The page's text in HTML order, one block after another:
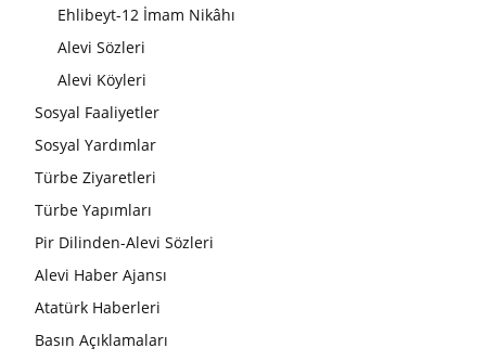
Ehlibeyt-12 İmam Nikâhı
Alevi Sözleri
Alevi Köyleri
Sosyal Faaliyetler
Sosyal Yardımlar
Türbe Ziyaretleri
Türbe Yapımları
Pir Dilinden-Alevi Sözleri
Alevi Haber Ajansı
Atatürk Haberleri
Basın Açıklamaları